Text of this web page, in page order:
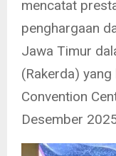
mencatat
penghargaan
Jawa Timur
(Rakerda)
Convention
Desember